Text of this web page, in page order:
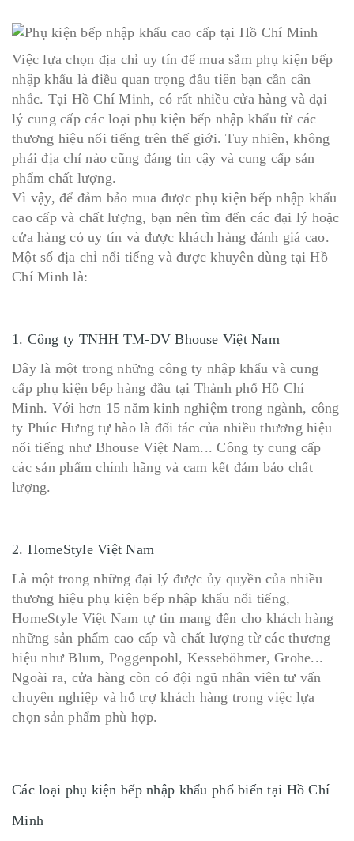
Việc lựa chọn địa chỉ uy tín để mua sắm phụ kiện bếp
nhập khẩu là điều quan trọng đầu tiên bạn cần cân
nhắc. Tại Hồ Chí Minh, có rất nhiều cửa hàng và đại
lý cung cấp các loại phụ kiện bếp nhập khẩu từ các
thương hiệu nổi tiếng trên thế giới. Tuy nhiên, không
phải địa chỉ nào cũng đáng tin cậy và cung cấp sản
phẩm chất lượng.
Vì vậy, để đảm bảo mua được phụ kiện bếp nhập khẩu
cao cấp và chất lượng, bạn nên tìm đến các đại lý hoặc
cửa hàng có uy tín và được khách hàng đánh giá cao.
Một số địa chỉ nổi tiếng và được khuyên dùng tại Hồ
Chí Minh là:
1. Công ty TNHH TM-DV Bhouse Việt Nam
Đây là một trong những công ty nhập khẩu và cung
cấp phụ kiện bếp hàng đầu tại Thành phố Hồ Chí
Minh. Với hơn 15 năm kinh nghiệm trong ngành, công
ty Phúc Hưng tự hào là đối tác của nhiều thương hiệu
nổi tiếng như Bhouse Việt Nam... Công ty cung cấp
các sản phẩm chính hãng và cam kết đảm bảo chất
lượng.
2. HomeStyle Việt Nam
Là một trong những đại lý được ủy quyền của nhiều
thương hiệu phụ kiện bếp nhập khẩu nổi tiếng,
HomeStyle Việt Nam tự tin mang đến cho khách hàng
những sản phẩm cao cấp và chất lượng từ các thương
hiệu như Blum, Poggenpohl, Kesseböhmer, Grohe...
Ngoài ra, cửa hàng còn có đội ngũ nhân viên tư vấn
chuyên nghiệp và hỗ trợ khách hàng trong việc lựa
chọn sản phẩm phù hợp.
Các loại phụ kiện bếp nhập khẩu phổ biến tại Hồ Chí
Minh